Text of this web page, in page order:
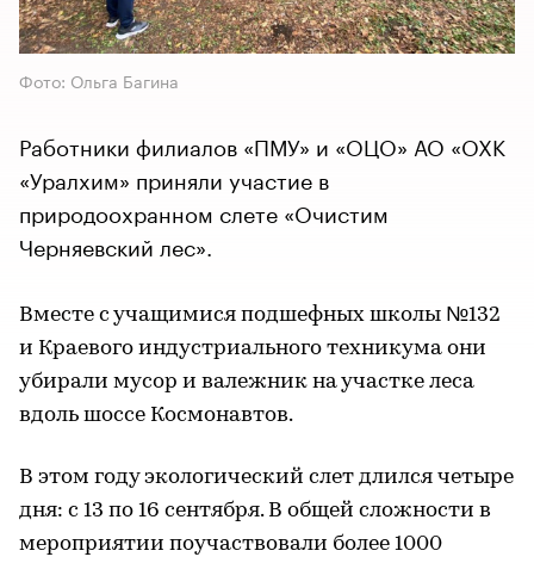
Фото: Ольга Багина
Работники филиалов «ПМУ» и «ОЦО» АО «ОХК
«Уралхим» приняли участие в
природоохранном слете «Очистим
Черняевский лес».
Вместе с учащимися подшефных школы №132
и Краевого индустриального техникума они
убирали мусор и валежник на участке леса
вдоль шоссе Космонавтов.
В этом году экологический слет длился четыре
дня: с 13 по 16 сентября. В общей сложности в
мероприятии поучаствовали более 1000